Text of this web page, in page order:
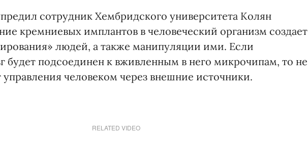
сотрудник Хембридского университета Колян
кремниевых имплантов в человеческий организм создает
людей, а также манипуляции ими. Если
будет подсоединен к вживленным в него микрочипам, то не
человеком через внешние источники.
RELATED VIDEO